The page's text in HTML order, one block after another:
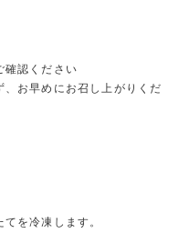
認ください
、お早めにお召し上がりくだ
を冷凍します。